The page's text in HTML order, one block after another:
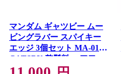
マンダム ギャツビー ムー
ビングラバー スパイキー
エッジ 3個セット MA-01
GATSBY 整髪料 ヘアワッ
クス 男性化粧品